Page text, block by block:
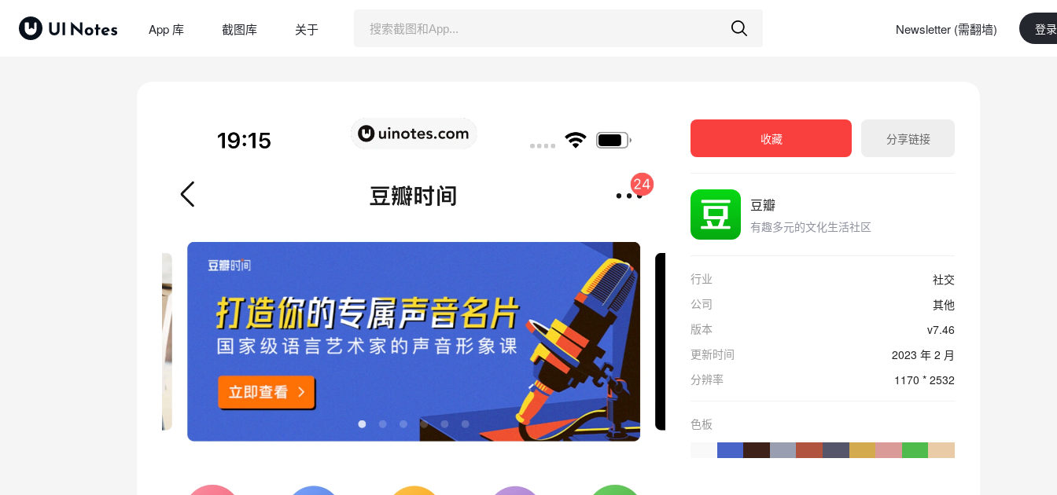
App 库 截图库 关于 Newsletter (需翻墙) 登
收藏 分享链接
豆瓣
有趣多元的文化生活社区
行业
社交
公司
其他
版本
v7.46
更新时间
2023 年 2 月
分辨率
1170 * 2532
色板